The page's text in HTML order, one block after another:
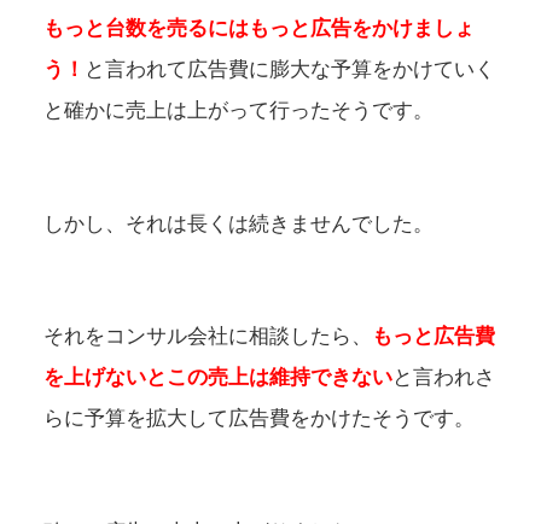
もっと台数を売るにはもっと広告をかけましょ
う！ と言われて広告費に膨大な予算をかけていく
と確かに売上は上がって行ったそうです。
しかし、それは長くは続きませんでした。
それをコンサル会社に相談したら、
もっと広告費
を上げないとこの売上は維持できないと言われさ
らに予算を拡大して広告費をかけたそうです。